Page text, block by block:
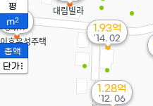
1.93억
'14. 02
1.28억
'12. 06
1.2억
64m²
평
m2
총액
단가